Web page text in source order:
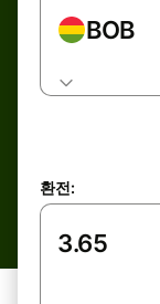
BOB
환전: